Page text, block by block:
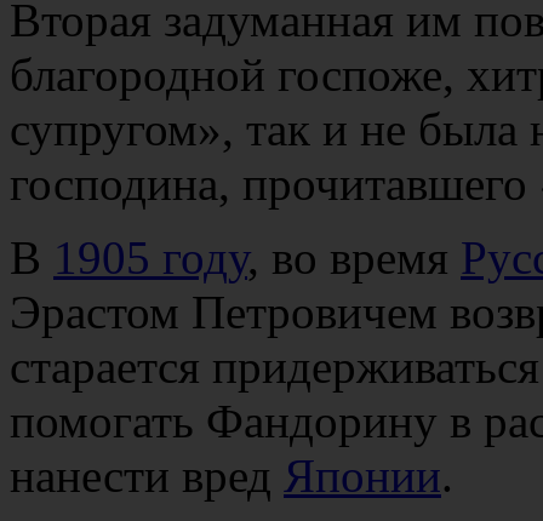
Вторая задуманная им
благородной госпоже,
супругом», так и не была
господина,
В 1905 году, во время
Эрастом Петровичем
старается
помогать Фандорину в
нанести вред Японии.